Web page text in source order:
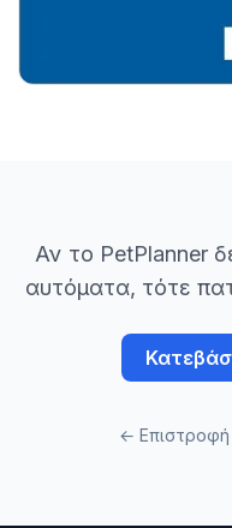
Αν το PetPlanner
αυτόματα, τότε
← Επιστροφή